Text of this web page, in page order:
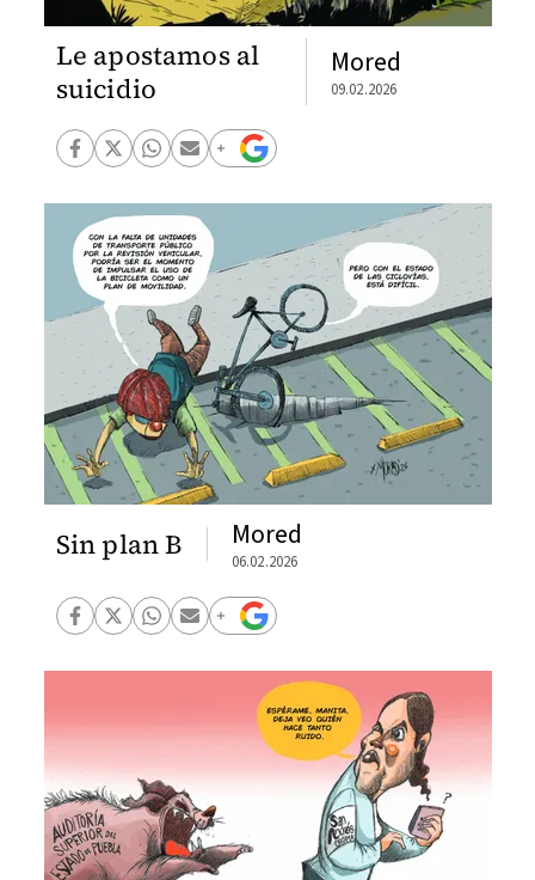
Le apostamos al
suicidio
Mored
09.02.2026
Sin plan B Mored
06.02.2026